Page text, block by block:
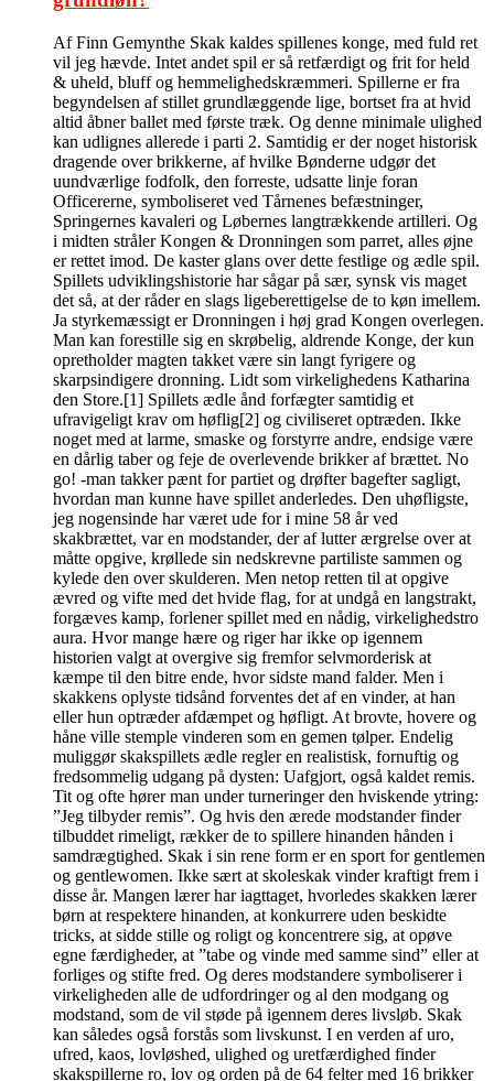
Af Finn Gemynthe Skak kaldes spillenes konge, med fuld ret
vil jeg hævde. Intet andet spil er så retfærdigt og frit for held
& uheld, bluff og hemmelighedskræmmeri. Spillerne er fra
begyndelsen af stillet grundlæggende lige, bortset fra at hvid
altid åbner ballet med første træk. Og denne minimale ulighed
kan udlignes allerede i parti 2. Samtidig er der noget historisk
dragende over brikkerne, af hvilke Bønderne udgør det
uundværlige fodfolk, den forreste, udsatte linje foran
Officererne, symboliseret ved Tårnenes befæstninger,
Springernes kavaleri og Løbernes langtrækkende artilleri. Og
i midten stråler Kongen & Dronningen som parret, alles øjne
er rettet imod. De kaster glans over dette festlige og ædle spil.
Spillets udviklingshistorie har sågar på sær, synsk vis maget
det så, at der råder en slags ligeberettigelse de to køn imellem.
Ja styrkemæssigt er Dronningen i høj grad Kongen overlegen.
Man kan forestille sig en skrøbelig, aldrende Konge, der kun
opretholder magten takket være sin langt fyrigere og
skarpsindigere dronning. Lidt som virkelighedens Katharina
den Store.[1] Spillets ædle ånd forfægter samtidig et
ufravigeligt krav om høflig[2] og civiliseret optræden. Ikke
noget med at larme, smaske og forstyrre andre, endsige være
en dårlig taber og feje de overlevende brikker af brættet. No
go! -man takker pænt for partiet og drøfter bagefter sagligt,
hvordan man kunne have spillet anderledes. Den uhøfligste,
jeg nogensinde har været ude for i mine 58 år ved
skakbrættet, var en modstander, der af lutter ærgrelse over at
måtte opgive, krøllede sin nedskrevne partiliste sammen og
kylede den over skulderen. Men netop retten til at opgive
ævred og vifte med det hvide flag, for at undgå en langstrakt,
forgæves kamp, forlener spillet med en nådig, virkelighedstro
aura. Hvor mange hære og riger har ikke op igennem
historien valgt at overgive sig fremfor selvmorderisk at
kæmpe til den bitre ende, hvor sidste mand falder. Men i
skakkens oplyste tidsånd forventes det af en vinder, at han
eller hun optræder afdæmpet og høfligt. At brovte, hovere og
håne ville stemple vinderen som en gemen tølper. Endelig
muliggør skakspillets ædle regler en realistisk, fornuftig og
fredsommelig udgang på dysten: Uafgjort, også kaldet remis.
Tit og ofte hører man under turneringer den hviskende ytring:
”Jeg tilbyder remis”. Og hvis den ærede modstander finder
tilbuddet rimeligt, rækker de to spillere hinanden hånden i
samdrægtighed. Skak i sin rene form er en sport for gentlemen
og gentlewomen. Ikke sært at skoleskak vinder kraftigt frem i
disse år. Mangen lærer har iagttaget, hvorledes skakken lærer
børn at respektere hinanden, at konkurrere uden beskidte
tricks, at sidde stille og roligt og koncentrere sig, at opøve
egne færdigheder, at ”tabe og vinde med samme sind” eller at
forliges og stifte fred. Og deres modstandere symboliserer i
virkeligheden alle de udfordringer og al den modgang og
modstand, som de vil støde på igennem deres livsløb. Skak
kan således også forstås som livskunst. I en verden af uro,
ufred, kaos, lovløshed, ulighed og uretfærdighed finder
skakspillerne ro, lov og orden på de 64 felter med 16 brikker